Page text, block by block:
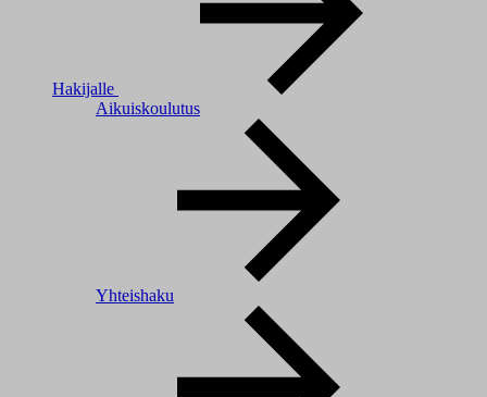
Hakijalle
Aikuiskoulutus
Yhteishaku